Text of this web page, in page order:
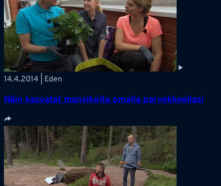
14.4.2014 | Eden
Näin kasvatat mansikoita omalla parvekkeellasi